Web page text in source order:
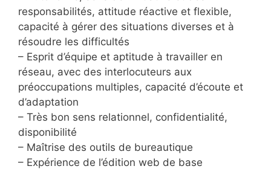
responsabilités, attitude réactive et flexible,
capacité à gérer des situations diverses et à
résoudre les difficultés
– Esprit d’équipe et aptitude à travailler en
réseau, avec des interlocuteurs aux
préoccupations multiples, capacité d’écoute et
d’adaptation
– Très bon sens relationnel, confidentialité,
disponibilité
– Maîtrise des outils de bureautique
– Expérience de l’édition web de base